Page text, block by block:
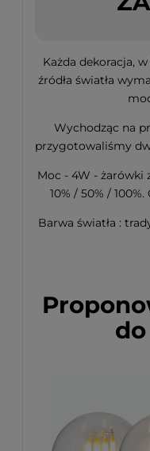
Każda dekoracja,
źródła światła
Wychodząc na
przygotowaliśmy
Moc - 4W - żarówki
10% / 50% /
Barwa światła :